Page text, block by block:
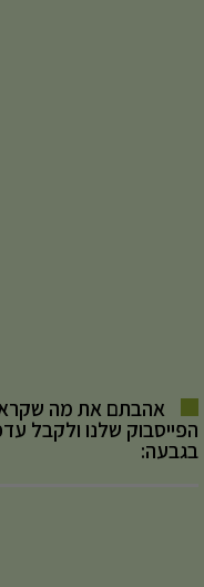
אהבתם את מה
הפייסבוק שלנו ולקבל
בגבעה: